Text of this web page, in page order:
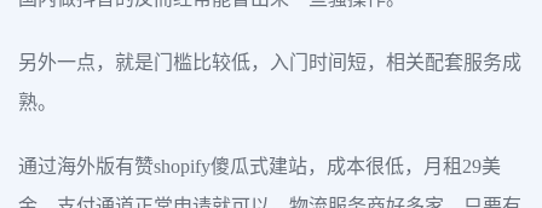
另外一点，就是门槛比较低，入门时间短，相关配套服务成
熟。
通过海外版有赞shopify傻瓜式建站，成本很低，月租29美